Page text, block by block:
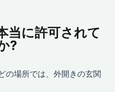
当に許可されて
?
の場所では、外開きの玄関